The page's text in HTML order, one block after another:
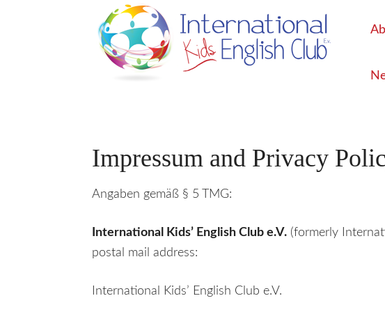
Impressum and Privacy
Angaben gemäß § 5 TMG:
International Kids’ English Club e.V. (formerly
postal mail address:
International Kids’ English Club e.V.